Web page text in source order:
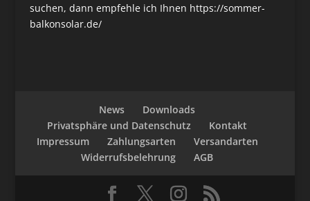
suchen, dann empfehle ich Ihnen https://sommer-
balkonsolar.de/
News
Downloads
Privatsphäre und Datenschutz
Kontakt
Impressum
Zahlungsarten
Versandarten
Widerrufsbelehrung
AGB